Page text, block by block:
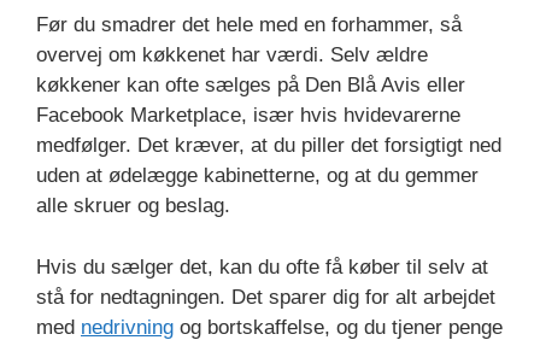
Før du smadrer det hele med en forhammer, så
overvej om køkkenet har værdi. Selv ældre
køkkener kan ofte sælges på Den Blå Avis eller
Facebook Marketplace, især hvis hvidevarerne
medfølger. Det kræver, at du piller det forsigtigt ned
uden at ødelægge kabinetterne, og at du gemmer
alle skruer og beslag.
Hvis du sælger det, kan du ofte få køber til selv at
stå for nedtagningen. Det sparer dig for alt arbejdet
med nedrivning og bortskaffelse, og du tjener penge